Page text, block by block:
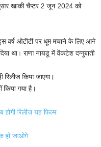
खाकी चैप्टर 2 जून 2024 को
इस वर्ष ओटीटी पर धूम मचाने के लिए आने
था। राणा नायडू में वेंकटेश दग्गुबाती
किया जाएगा।
किया गया है।
रिलीज यह फिल्म
हो जाओगे